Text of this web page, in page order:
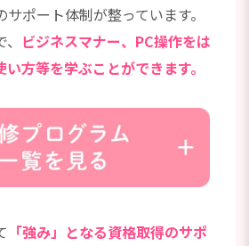
ポート体制が整っています。
ビジネスマナー、PC操作をは
方等を学ぶことができます。
「強み」となる資格取得のサポ